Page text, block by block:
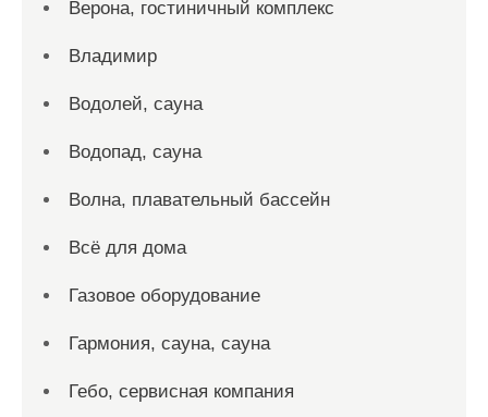
Верона, гостиничный комплекс
Владимир
Водолей, сауна
Водопад, сауна
Волна, плавательный бассейн
Всё для дома
Газовое оборудование
Гармония, сауна, сауна
Гебо, сервисная компания